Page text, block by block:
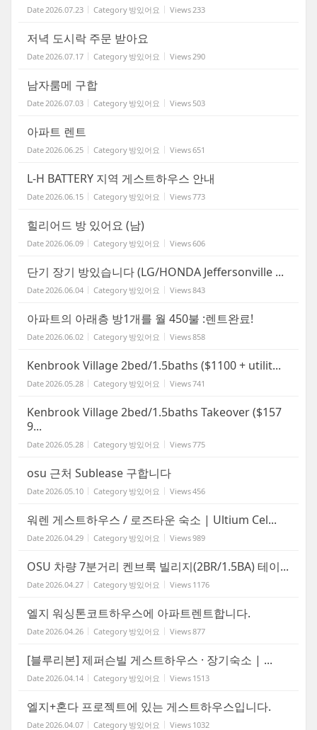
Date2026.07.23 Category 방있어요 Views233
저녁 도시락 주문 받아요
Date2026.07.17 Category 방있어요 Views290
남자룸메 구합
Date2026.07.03 Category 방있어요 Views 503
아파트 렌트
Date2026.06.25 Category 방있어요 Views651
L-H BATTERY 지역 게스트하우스 안내
Date2026.06.15 Category 방있어요 Views773
힐리어드 방 있어요 (남)
Date2026.06.09 Category 방있어요 Views606
단기 장기 방있습니다 (LG/HONDA Jeffersonville ...
Date2026.06.04 Category 방있어요 Views843
아파트의 아래층 방1개를 월 450불 :렌트완료!
Date2026.06.02 Category 방있어요 Views858
Kenbrook Village 2bed/1.5baths ($1100 + utilit...
Date2026.05.28 Category 방있어요 Views741
Kenbrook Village 2bed/1.5baths Takeover ($157
9...
Date2026.05.28 Category 방있어요 Views775
osu 근처 Sublease 구합니다
Date2026.05.10 Category 방있어요 Views456
워렌 게스트하우스 / 로즈타운 숙소 | Ultium Cel...
Date2026.04.29 Category 방있어요 Views989
OSU 차량 7분거리 켄브룩 빌리지(2BR/1.5BA) 테이...
Date2026.04.27 Category 방있어요 Views 1176
엘지 워싱톤코트하우스에 아파트렌트합니다.
Date2026.04.26 Category 방있어요 Views877
[블루리본] 제퍼슨빌 게스트하우스 · 장기숙소 | ...
Date2026.04.14 Category 방있어요 Views 1513
엘지+혼다 프로젝트에 있는 게스트하우스입니다.
Date2026.04.07 Category 방있어요 Views 1032